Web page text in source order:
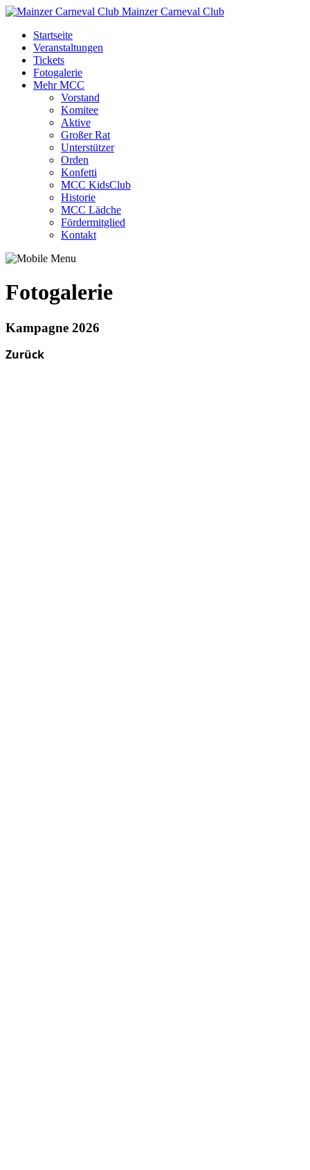
Mainzer Carneval Club
Startseite
Veranstaltungen
Tickets
Fotogalerie
Mehr MCC
Vorstand
Komitee
Aktive
Großer Rat
Unterstützer
Orden
Konfetti
MCC KidsClub
Historie
MCC Lädche
Fördermitglied
Kontakt
Fotogalerie
Kampagne 2026
Zurück